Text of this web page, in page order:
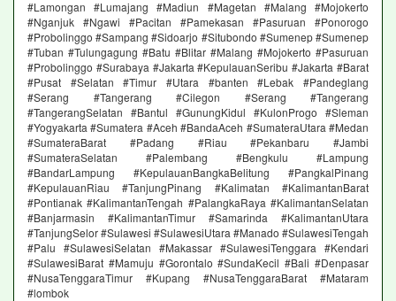
#Lamongan #Lumajang #Madiun #Magetan #Malang #Mojokerto
#Nganjuk #Ngawi #Pacitan #Pamekasan #Pasuruan #Ponorogo
#Probolinggo #Sampang #Sidoarjo #Situbondo #Sumenep #Sumenep
#Tuban #Tulungagung #Batu #Blitar #Malang #Mojokerto #Pasuruan
#Probolinggo #Surabaya #Jakarta #KepulauanSeribu #Jakarta #Barat
#Pusat #Selatan #Timur #Utara #banten #Lebak #Pandeglang
#Serang #Tangerang #Cilegon #Serang #Tangerang
#TangerangSelatan #Bantul #GunungKidul #KulonProgo #Sleman
#Yogyakarta #Sumatera #Aceh #BandaAceh #SumateraUtara #Medan
#SumateraBarat #Padang #Riau #Pekanbaru #Jambi
#SumateraSelatan #Palembang #Bengkulu #Lampung
#BandarLampung #KepulauanBangkaBelitung #PangkalPinang
#KepulauanRiau #TanjungPinang #Kalimatan #KalimantanBarat
#Pontianak #KalimantanTengah #PalangkaRaya #KalimantanSelatan
#Banjarmasin #KalimantanTimur #Samarinda #KalimantanUtara
#TanjungSelor #Sulawesi #SulawesiUtara #Manado #SulawesiTengah
#Palu #SulawesiSelatan #Makassar #SulawesiTenggara #Kendari
#SulawesiBarat #Mamuju #Gorontalo #SundaKecil #Bali #Denpasar
#NusaTenggaraTimur #Kupang #NusaTenggaraBarat #Mataram
#lombok